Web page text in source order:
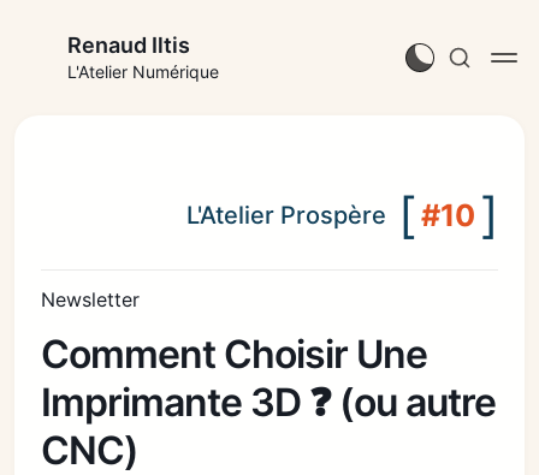
Renaud Iltis
L'Atelier Numérique
L'Atelier Prospère [#10 ]
Newsletter
Comment Choisir Une
Imprimante 3D ❓ (ou autre
CNC)